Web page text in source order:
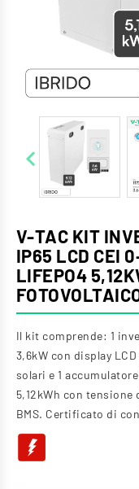

V-TAC KIT
IP65 LCD CEI
LIFEPO4
Il kit comprende: 1
3,6kW con display
solari e 1 accumulatore
5,12kWh con tensione
BMS. Certificato di